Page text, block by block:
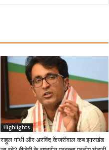
Highlights
राहुल गांधी और अरविंद केजरीवाल कब झारखंड